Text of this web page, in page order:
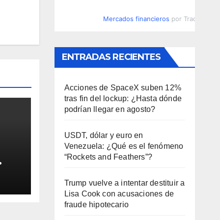
Mercados financieros por
ENTRADAS RECIENTES
Acciones de SpaceX suben 12%
tras fin del lockup: ¿Hasta dónde
podrían llegar en agosto?
USDT, dólar y euro en
Venezuela: ¿Qué es el fenómeno
“Rockets and Feathers”?
Trump vuelve a intentar destituir a
Lisa Cook con acusaciones de
fraude hipotecario